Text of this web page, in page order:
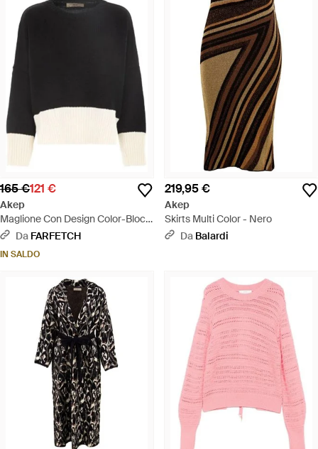
165 €121 €
Akep
Maglione Con Design Color-Block
- Nero
Da FARFETCH
IN SALDO
219,95 €
Akep
Skirts Multi Color - Nero
Da Balardi